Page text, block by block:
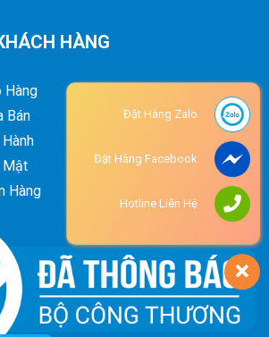
HÀNG
Hàng
Bán
Mật
Hàng
Đặt Hàng Zalo
Đặt Hàng Facebook
Hotline Liên Hệ